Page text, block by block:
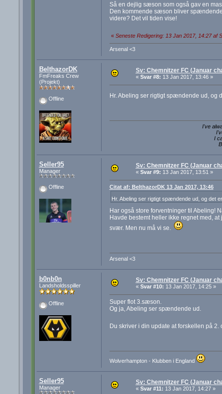
Så en dejlig sæson som også gav en
Den kommende sæson bliver
videre? Det vil tiden vise!
« Seneste Redigering: 13 Jan 2017, 14:27 af
Arsenal <3
BelthazorDK
FmFreaks Crew
(Projekt)
Offline
Sv: Chemnitzer FC (Januar
« Svar #8: 13 Jan 2017, 13:46 »
Hr. Abeling ser rigtigt spændende ud, og
I've
I
Seller95
Manager
Offline
Sv: Chemnitzer FC (Januar
« Svar #9: 13 Jan 2017, 13:51 »
Citat af: BelthazorDK 13 Jan 2017, 13:46
Hr. Abeling ser rigtigt spændende ud, og det
Har også store forventninger til
Havde bestemt heller ikke regnet med,
svær. Men nu må vi se.
Arsenal <3
b0nb0n
Landsholdsspiller
Offline
Sv: Chemnitzer FC (Januar
« Svar #10: 13 Jan 2017, 14:25 »
Super flot 3.sæson.
Og ja, Abeling ser spændende ud.
Du skriver i din update at forskellen på
Wolverhampton - Klubben i England
Seller95
Manager
Sv: Chemnitzer FC (Januar
« Svar #11: 13 Jan 2017, 14:27 »